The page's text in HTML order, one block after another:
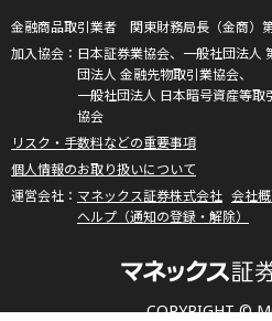
COPYRIGHT ©
金融商品取引業者 関東財務局長（金商）
日本証券業協会、一般社団法人
団法人 金融先物取引業協会、
一般社団法人 日本暗号資産等
協会
リスク・手数料などの重要事項
個人情報のお取り扱いについて
マネックス証券株式会社 会社
ヘルプ（通知の登録・解除）